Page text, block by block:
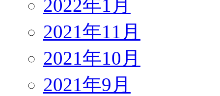
2022年1月
2021年11月
2021年10月
2021年9月